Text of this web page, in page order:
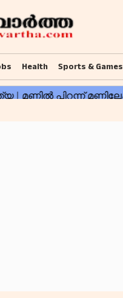
Health Sports & Games